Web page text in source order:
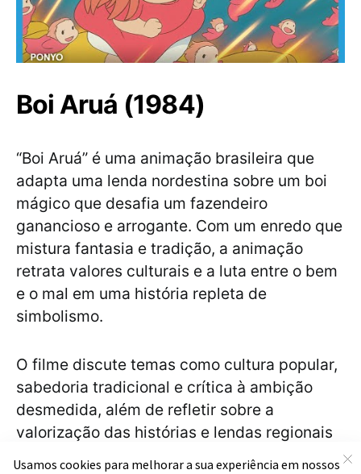
Boi Aruá (1984)
“Boi Aruá” é uma animação brasileira que
adapta uma lenda nordestina sobre um boi
mágico que desafia um fazendeiro
ganancioso e arrogante. Com um enredo que
mistura fantasia e tradição, a animação
retrata valores culturais e a luta entre o bem
e o mal em uma história repleta de
simbolismo.
O filme discute temas como cultura popular,
sabedoria tradicional e crítica à ambição
desmedida, além de refletir sobre a
valorização das histórias e lendas regionais
e o respeito à natureza, permitindo uma